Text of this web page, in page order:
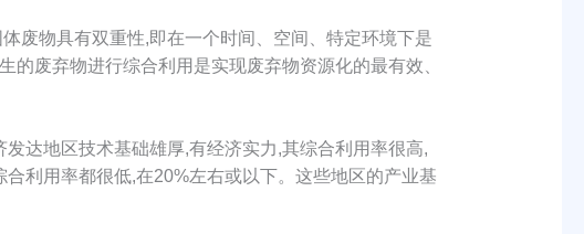
废物具有双重性,即在一个时间、空间、特定环境下是
废弃物进行综合利用是实现废弃物资源化的最有效、
达地区技术基础雄厚,有经济实力,其综合利用率很高,
利用率都很低,在20%左右或以下。这些地区的产业基